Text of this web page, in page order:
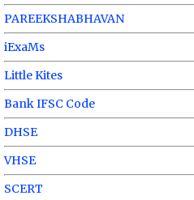
PAREEKSHABHAVAN
iExaMs
Little Kites
Bank IFSC Code
DHSE
VHSE
SCERT